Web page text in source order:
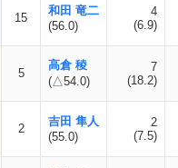
15
和田 竜二
(56.0)
4
(6.9)
5
高倉 稜
(△54.0)
7
(18.2)
2
吉田 隼人
(55.0)
2
(7.5)